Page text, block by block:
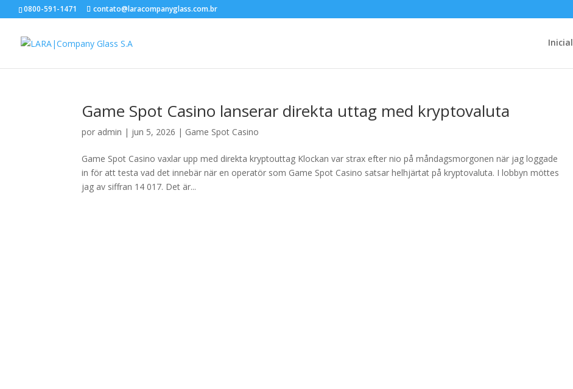
0800-591-1471 contato@laracompanyglass.com.br
Inicial
Game Spot Casino lanserar direkta uttag med kryptovaluta
por admin | jun 5, 2026 | Game Spot Casino
Game Spot Casino vaxlar upp med direkta kryptouttag Klockan var strax efter nio på måndagsmorgonen när jag loggade
in för att testa vad det innebär när en operatör som Game Spot Casino satsar helhjärtat på kryptovaluta. I lobbyn möttes
jag av siffran 14 017. Det är...